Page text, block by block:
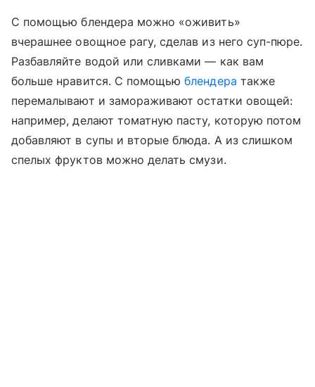
С помощью блендера можно «оживить»
вчерашнее овощное рагу, сделав из него суп-пюре.
Разбавляйте водой или сливками — как вам
больше нравится. С помощьюблендера также
перемалывают и замораживают остатки овощей:
например, делают томатную пасту, которую потом
добавляют в супы и вторые блюда. А из слишком
спелых фруктов можно делать смузи.